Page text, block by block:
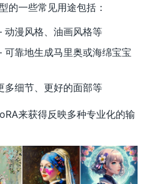
的一些常见用途包括：
动漫风格、油画风格等
可靠地生成马里奥或海绵宝宝
多细节、更好的面部等
来获得反映多种专业化的输